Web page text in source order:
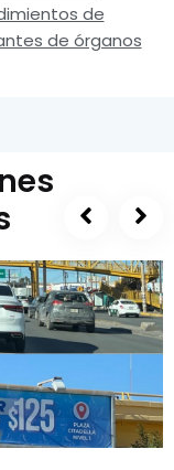
de
de órganos